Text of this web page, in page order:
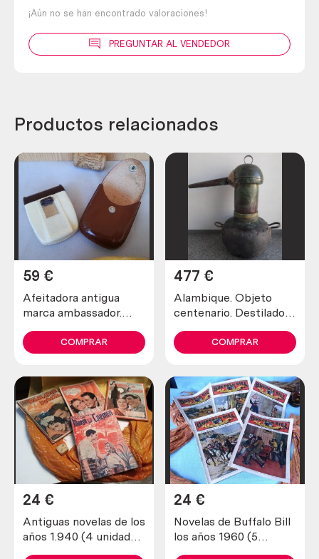
¡Aún no se han encontrado valoraciones!
PREGUNTAR AL VENDEDOR
Productos relacionados
Afeitadora antigua
marca ambassador.
colección
59 €
COMPRAR
Alambique. Objeto
centenario. Destilador
cobre. 80 litros.
477 €
COMPRAR
Antiguas novelas de los
años 1.940 (4 unidades
24 €
Novelas de Buffalo Bill
los años 1960 (5
24 €